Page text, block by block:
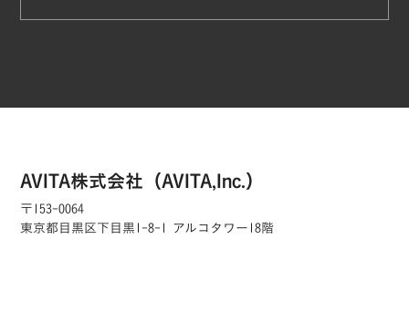
AVITA株式会社（AVITA,Inc.）
〒153-0064
東京都目黒区下目黒1-8-1 アルコタワー18階